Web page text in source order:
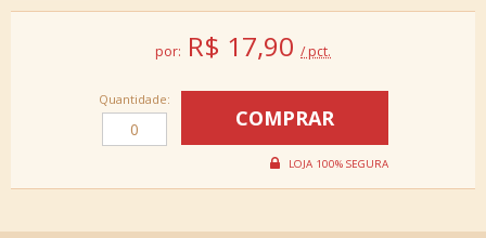
por: R$ 17,90 / pct.
Quantidade: